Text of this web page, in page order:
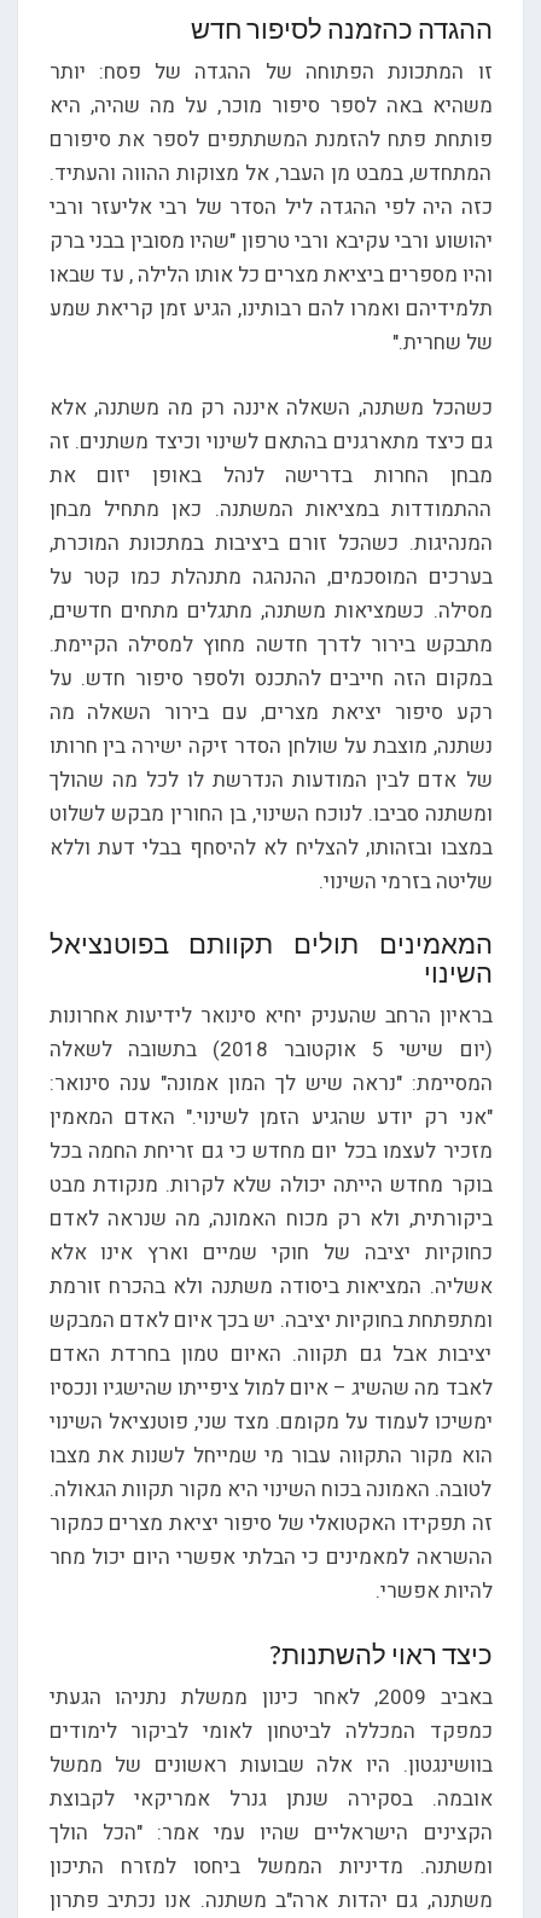
ההגדה כהזמנה לסיפור חדש
זו המתכונת הפתוחה של ההגדה של פסח: יותר
משהיא באה לספר סיפור מוכר, על מה שהיה, היא
פותחת פתח להזמנת המשתתפים לספר את סיפורם
המתחדש, במבט מן העבר, אל מצוקות ההווה והעתיד.
כזה היה לפי ההגדה ליל הסדר של רבי אליעזר ורבי
יהושוע ורבי עקיבא ורבי טרפון "שהיו מסובין בבני ברק
והיו מספרים ביציאת מצרים כל אותו הלילה , עד שבאו
תלמידיהם ואמרו להם רבותינו, הגיע זמן קריאת שמע
של שחרית."
כשהכל משתנה, השאלה איננה רק מה משתנה, אלא
גם כיצד מתארגנים בהתאם לשינוי וכיצד משתנים. זה
מבחן החרות בדרישה לנהל באופן יזום את
ההתמודדות במציאות המשתנה. כאן מתחיל מבחן
המנהיגות. כשהכל זורם ביציבות במתכונת המוכרת,
בערכים המוסכמים, ההנהגה מתנהלת כמו קטר על
מסילה. כשמציאות משתנה, מתגלים מתחים חדשים,
מתבקש בירור לדרך חדשה מחוץ למסילה הקיימת.
במקום הזה חייבים להתכנס ולספר סיפור חדש. על
רקע סיפור יציאת מצרים, עם בירור השאלה מה
נשתנה, מוצבת על שולחן הסדר זיקה ישירה בין חרותו
של אדם לבין המודעות הנדרשת לו לכל מה שהולך
ומשתנה סביבו. לנוכח השינוי, בן החורין מבקש לשלוט
במצבו ובזהותו, להצליח לא להיסחף בבלי דעת וללא
שליטה בזרמי השינוי.
המאמינים תולים תקוותם בפוטנציאל
השינוי
בראיון הרחב שהעניק יחיא סינואר לידיעות אחרונות
(יום שישי 5 אוקטובר 2018) בתשובה לשאלה
המסיימת: "נראה שיש לך המון אמונה" ענה סינואר:
"אני רק יודע שהגיע הזמן לשינוי." האדם המאמין
מזכיר לעצמו בכל יום מחדש כי גם זריחת החמה בכל
בוקר מחדש הייתה יכולה שלא לקרות. מנקודת מבט
ביקורתית, ולא רק מכוח האמונה, מה שנראה לאדם
כחוקיות יציבה של חוקי שמיים וארץ אינו אלא
אשליה. המציאות ביסודה משתנה ולא בהכרח זורמת
ומתפתחת בחוקיות יציבה. יש בכך איום לאדם המבקש
יציבות אבל גם תקווה. האיום טמון בחרדת האדם
לאבד מה שהשיג – איום למול ציפייתו שהישגיו ונכסיו
ימשיכו לעמוד על מקומם. מצד שני, פוטנציאל השינוי
הוא מקור התקווה עבור מי שמייחל לשנות את מצבו
לטובה. האמונה בכוח השינוי היא מקור תקוות הגאולה.
זה תפקידו האקטואלי של סיפור יציאת מצרים כמקור
ההשראה למאמינים כי הבלתי אפשרי היום יכול מחר
להיות אפשרי.
כיצד ראוי להשתנות?
באביב 2009, לאחר כינון ממשלת נתניהו הגעתי
כמפקד המכללה לביטחון לאומי לביקור לימודים
בוושינגטון. היו אלה שבועות ראשונים של ממשל
אובמה. בסקירה שנתן גנרל אמריקאי לקבוצת
הקצינים הישראליים שהיו עמי אמר: "הכל הולך
ומשתנה. מדיניות הממשל ביחסו למזרח התיכון
משתנה, גם יהדות ארה"ב משתנה. אנו נכתיב פתרון